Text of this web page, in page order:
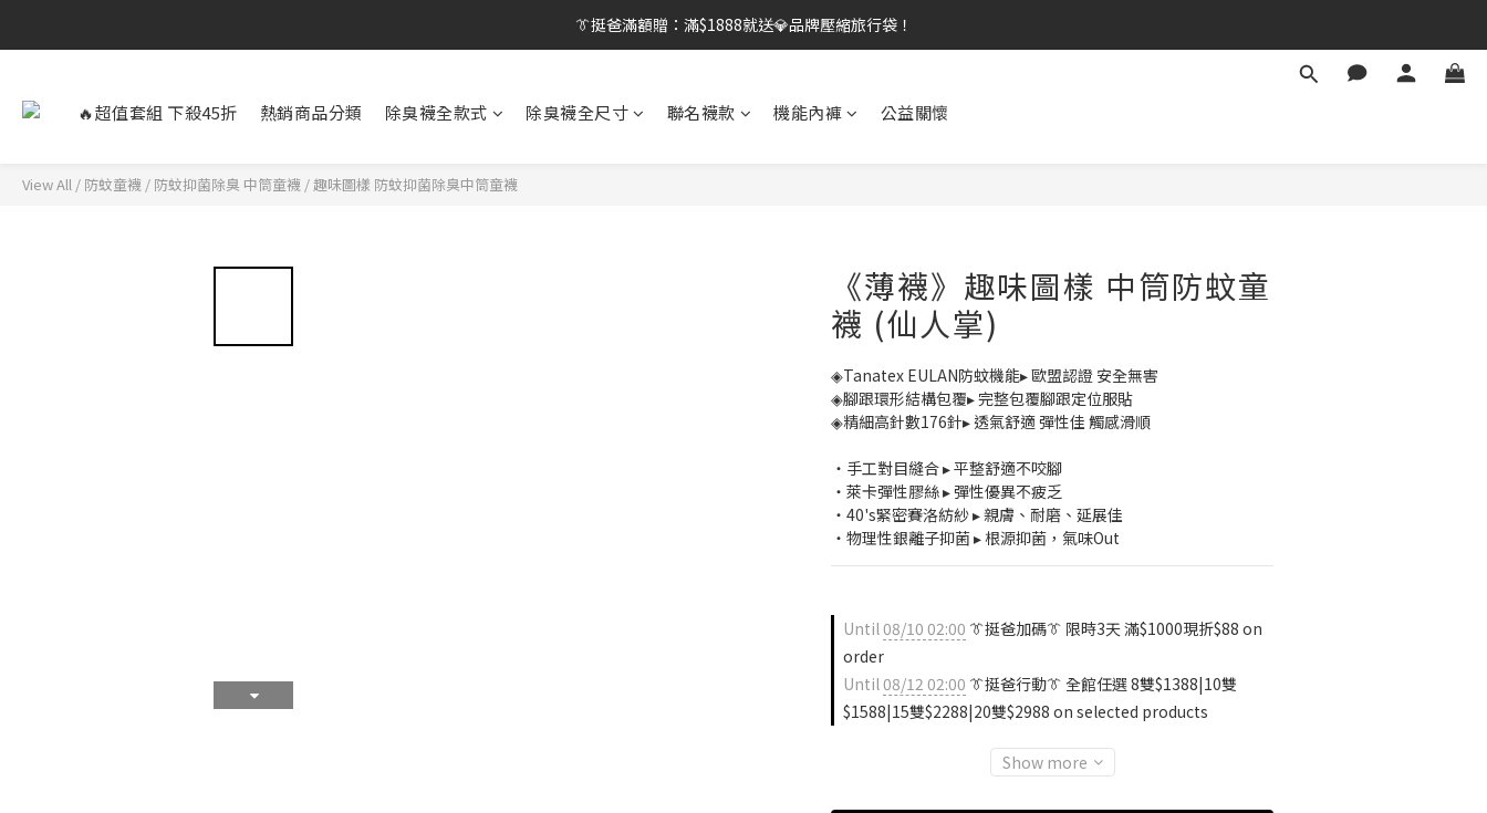
👔挺爸行動：全館襪款【最低$149起】✨立即下單！
【刷卡/電子支付限定】下單送✨WARX品牌質感杯袋！
🔥超值套組 下殺45折 熱銷商品分類 除臭襪全款式 除臭襪全尺寸 聯名襪款 機能內褲 公益關懷
View All / 防蚊童襪 / 防蚊抑菌除臭 中筒童襪 /趣味圖樣 防蚊抑菌除臭中筒童襪
《薄襪》趣味圖樣 中筒防蚊童
襪 (仙人掌)
◈Tanatex EULAN防蚊機能▸ 歐盟認證 安全無害
◈腳跟環形結構包覆▸ 完整包覆腳跟定位服貼
◈精細高針數176針▸ 透氣舒適 彈性佳 觸感滑順
・手工對目縫合 ▸ 平整舒適不咬腳
・萊卡彈性膠絲 ▸ 彈性優異不疲乏
・40's緊密賽洛紡紗 ▸ 親膚、耐磨、延展佳
・物理性銀離子抑菌 ▸ 根源抑菌，氣味Out
Until08/10 02:00 👔挺爸加碼👔 限時3天 滿$1000現折$88 on
order
Until08/12 02:00 👔挺爸行動👔 全館任選 8雙$1388|10雙
$1588|15雙$2288|20雙$2988 on selected products
Show more